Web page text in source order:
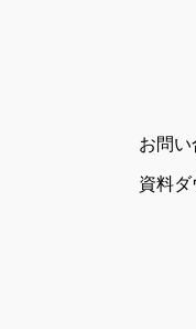
お問
資料ダ